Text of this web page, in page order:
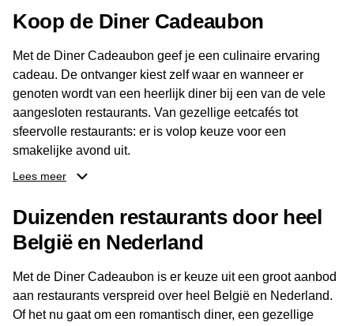
Koop de Diner Cadeaubon
Met de Diner Cadeaubon geef je een culinaire ervaring
cadeau. De ontvanger kiest zelf waar en wanneer er
genoten wordt van een heerlijk diner bij een van de vele
aangesloten restaurants. Van gezellige eetcafés tot
sfeervolle restaurants: er is volop keuze voor een
smakelijke avond uit.
ontvanger eenvoudig een locatie kiezen die past bij de
smaak en gelegenheid. Zo geeft de Diner Cadeaubon niet
alleen een diner, maar ook een gezellig moment om
Lees meer
Duizenden restaurants door heel
België en Nederland
Met de Diner Cadeaubon is er keuze uit een groot aanbod
aan restaurants verspreid over heel België en Nederland.
Of het nu gaat om een romantisch diner, een gezellige